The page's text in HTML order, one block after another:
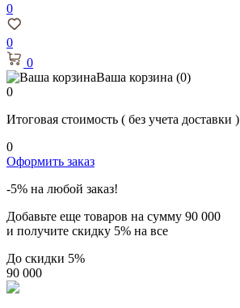
0
0
0
Ваша корзина (0)
0
Итоговая стоимость ( без учета доставки )
0
Оформить заказ
-5% на любой заказ!
Добавьте еще товаров на сумму 90 000
и получите скидку 5% на все
До скидки 5%
90 000